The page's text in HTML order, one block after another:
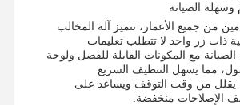
من جميع الأعمار، تتميز آلة المخالب
ذات زر واحد لا تتطلب تعليمات
مع المكونات القابلة للفصل ولوحة
مما يسهل التنظيف السريع
يقلل من وقت التوقف ويساعد على
الإصلاحات منخفضة.